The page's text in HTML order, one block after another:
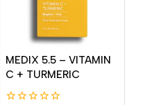
MEDIX 5.5 – VITAMIN
C + TURMERIC